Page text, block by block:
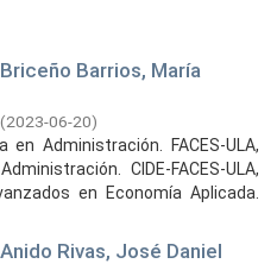
Barrios, María
(2023-06-20)
en Administración. FACES-ULA,
CIDE-FACES-ULA,
en Economía Aplicada.
Rivas, José Daniel